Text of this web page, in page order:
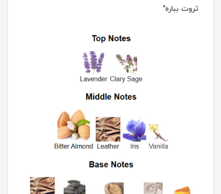
ثروت بباره"